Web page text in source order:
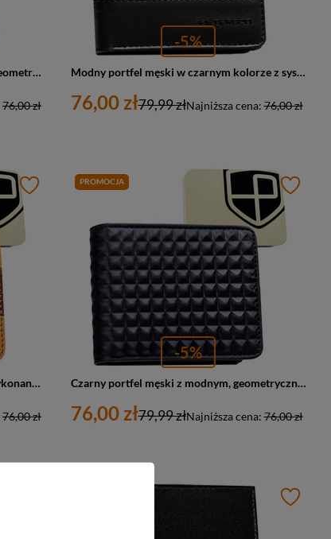
Granatowy portfel męski z modnym, geometrycznym wzorem - Peterson
76,00 zł
-5%
Modny portfel męski w czarnym kolorze z systemem RFID - Peterson
76,00 zł Najniższa cena:76,00 zł
79,99 zł
Brązowy portfel męski bez zapięcia wykonany ze skóry ekologicznej - Peterson
76,00 zł
PROMOCJA
-5%
Czarny portfel męski z modnym, geometrycznym wzorem, bez zapięcia zewnętrznego - Peterson
76,00 zł Najniższa cena:76,00 zł
79,99 zł